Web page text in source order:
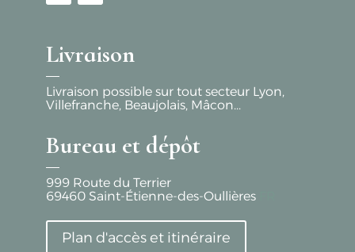
Livraison
Livraison possible sur tout secteur Lyon,
Villefranche, Beaujolais, Mâcon...
Bureau et dépôt
999 Route du Terrier
69460 Saint-Étienne-des-Oullières
Plan d'accès et itinéraire